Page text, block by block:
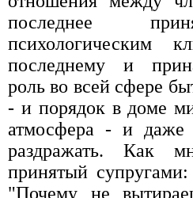
последнее
психологическим
последнему и
роль во всей сфере
- и порядок в доме
атмосфера - и даже
раздражать. Как
принятый
"Почему не